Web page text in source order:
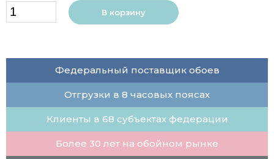
В корзину
Федеральный поставщик обоев
Отгрузки в 8 часовых поясах
Клиенты в 68 субъектах федерации
Более 30 лет на обойном рынке